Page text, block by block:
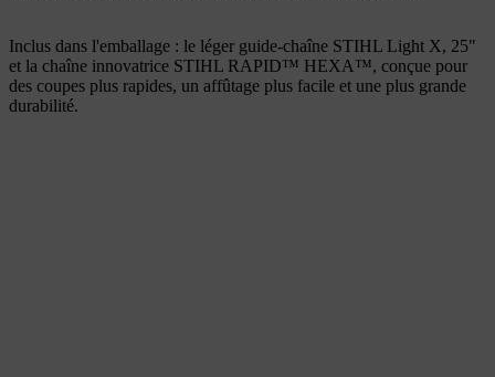
Inclus dans l'emballage : le léger guide-chaîne STIHL Light X, 25"
et la chaîne innovatrice STIHL RAPID™ HEXA™, conçue pour
des coupes plus rapides, un affûtage plus facile et une plus grande
durabilité.